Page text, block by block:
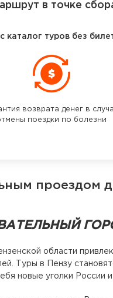
в точке
каталог туров без
возврата денег в
поездки по болезни
проездом
области
Туры в Пензу
новые уголки России